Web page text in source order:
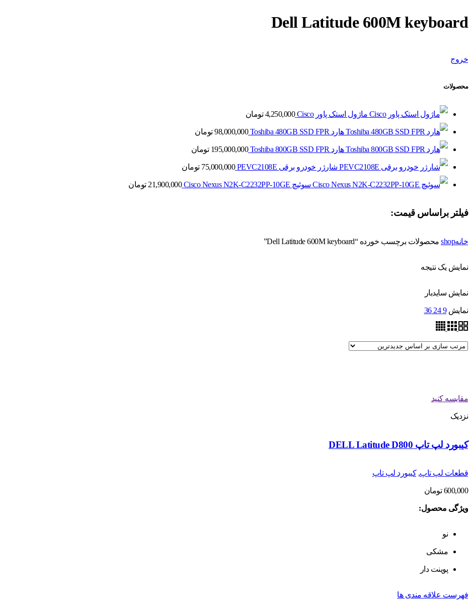
Dell Latitude 600M keyboard
خروج
محصولات
ماژول استک پاور Cisco 4,250,000 تومان
هارد Toshiba 480GB SSD FPR 98,000,000 تومان
هارد Toshiba 800GB SSD FPR 195,000,000 تومان
شارژر خودرو برقی PEVC2108E 75,000,000 تومان
سوئیچ Cisco Nexus N2K-C2232PP-10GE 21,900,000 تومان
فیلتر براساس قیمت:
خانهshop محصولات برچسب خورده “Dell Latitude 600M keyboard”
نمایش یک نتیجه
نمایش سایدبار
نمایش 9
24
36
مقایسه کنید
نزدیک
کیبورد لپ تاپ DELL Latitude D800
قطعات لپ تاپ,کیبورد لپ تاپ
600,000 تومان
ویژگی محصول:
نو
مشکی
پوینت دار
فهرست علاقه مندی ها